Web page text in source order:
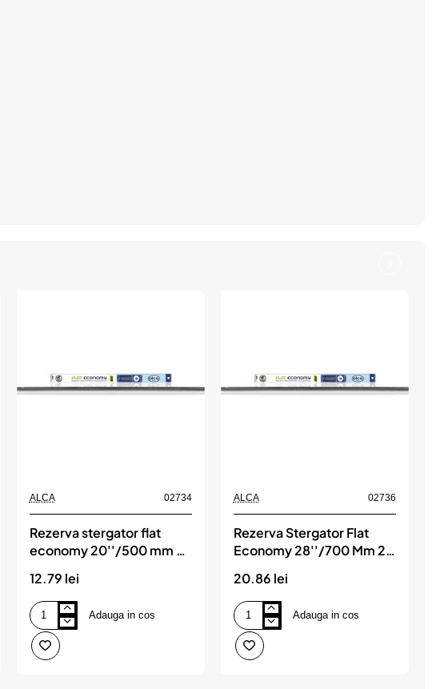
ALCA 02734
Rezerva stergator flat
economy 20''/500 mm 2
12.79 lei
Rezerva
stergator
flat
economy
Adauga in cos
ALCA 02736
Rezerva Stergator Flat
Economy 28''/700 Mm 2
20.86 lei
Rezerva
Stergator
Flat
Economy
Adauga in cos